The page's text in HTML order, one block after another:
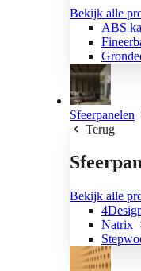
Bekijk alle
ABS
Sfeerpanelen
Terug
Bekijk alle
Natrix